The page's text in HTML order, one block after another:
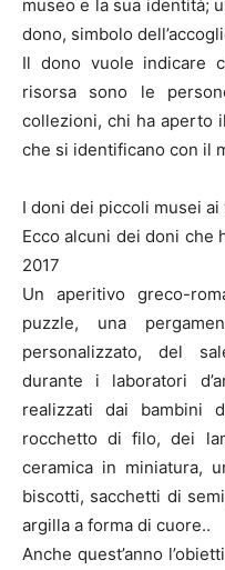
museo e la sua identità;
dono, simbolo
Il dono vuole indicare
risorsa sono le
collezioni, chi ha aperto
che si identificano con il
I doni dei piccoli musei
Ecco alcuni dei doni che
2017
Un aperitivo greco-
puzzle, una
personalizzato, del
durante i laboratori
realizzati dai bambini
rocchetto di filo, dei
ceramica in miniatura,
biscotti, sacchetti di
argilla a forma di cuore..
Anche quest’anno